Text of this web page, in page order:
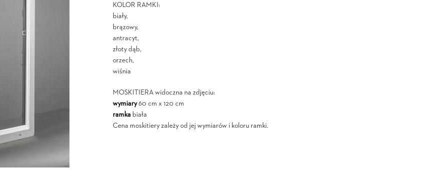
KOLOR RAMKI:
biały,
brązowy,
antracyt,
złoty dąb,
orzech,
wiśnia
MOSKITIERA widoczna na zdjęciu:
wymiary60 cm x 120 cm
ramka biała
Cena moskitiery zależy od jej wymiarów i koloru ramki.